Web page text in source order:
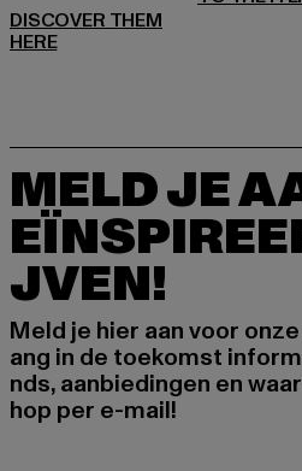
DISCOVER THEM
HERE
MELD JE
JVEN!
Meld je hier aan voor
ang in de toekomst
nds, aanbiedingen en
hop per e-mail!